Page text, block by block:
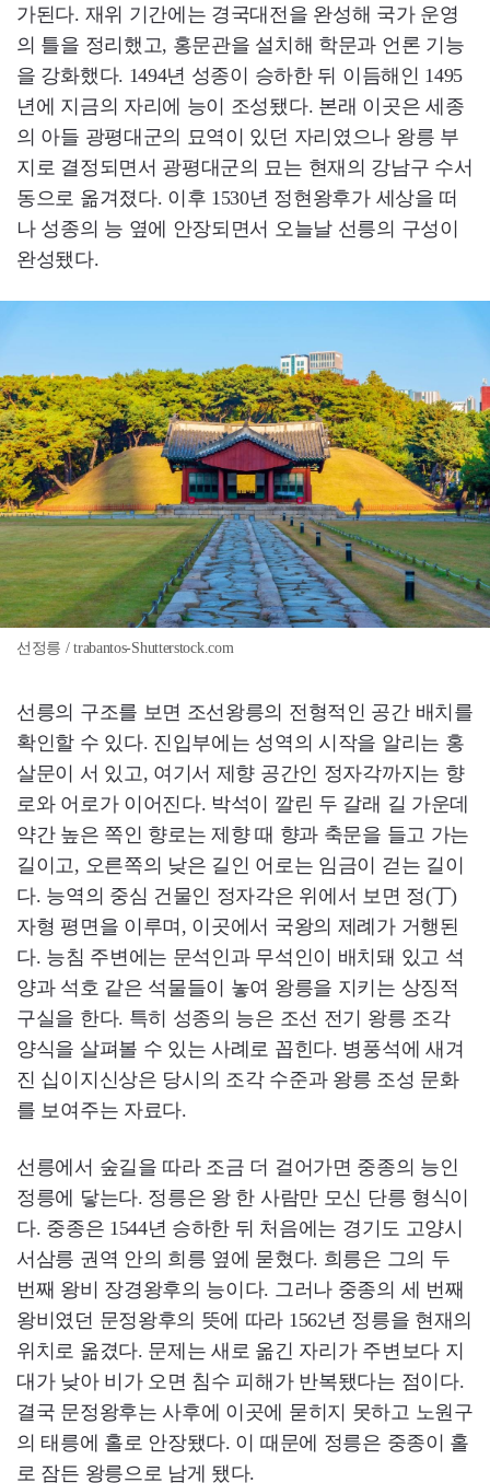
가된다. 재위 기간에는 경국대전을 완성해 국가 운영
의 틀을 정리했고, 홍문관을 설치해 학문과 언론 기능
을 강화했다. 1494년 성종이 승하한 뒤 이듬해인 1495
년에 지금의 자리에 능이 조성됐다. 본래 이곳은 세종
의 아들 광평대군의 묘역이 있던 자리였으나 왕릉 부
지로 결정되면서 광평대군의 묘는 현재의 강남구 수서
동으로 옮겨졌다. 이후 1530년 정현왕후가 세상을 떠
나 성종의 능 옆에 안장되면서 오늘날 선릉의 구성이
완성됐다.
선정릉 / trabantos-Shutterstock.com
선릉의 구조를 보면 조선왕릉의 전형적인 공간 배치를
확인할 수 있다. 진입부에는 성역의 시작을 알리는 홍
살문이 서 있고, 여기서 제향 공간인 정자각까지는 향
로와 어로가 이어진다. 박석이 깔린 두 갈래 길 가운데
약간 높은 쪽인 향로는 제향 때 향과 축문을 들고 가는
길이고, 오른쪽의 낮은 길인 어로는 임금이 걷는 길이
다. 능역의 중심 건물인 정자각은 위에서 보면 정(丁)
자형 평면을 이루며, 이곳에서 국왕의 제례가 거행된
다. 능침 주변에는 문석인과 무석인이 배치돼 있고 석
양과 석호 같은 석물들이 놓여 왕릉을 지키는 상징적
구실을 한다. 특히 성종의 능은 조선 전기 왕릉 조각
양식을 살펴볼 수 있는 사례로 꼽힌다. 병풍석에 새겨
진 십이지신상은 당시의 조각 수준과 왕릉 조성 문화
를 보여주는 자료다.
선릉에서 숲길을 따라 조금 더 걸어가면 중종의 능인
정릉에 닿는다. 정릉은 왕 한 사람만 모신 단릉 형식이
다. 중종은 1544년 승하한 뒤 처음에는 경기도 고양시
서삼릉 권역 안의 희릉 옆에 묻혔다. 희릉은 그의 두
번째 왕비 장경왕후의 능이다. 그러나 중종의 세 번째
왕비였던 문정왕후의 뜻에 따라 1562년 정릉을 현재의
위치로 옮겼다. 문제는 새로 옮긴 자리가 주변보다 지
대가 낮아 비가 오면 침수 피해가 반복됐다는 점이다.
결국 문정왕후는 사후에 이곳에 묻히지 못하고 노원구
의 태릉에 홀로 안장됐다. 이 때문에 정릉은 중종이 홀
로 잠든 왕릉으로 남게 됐다.